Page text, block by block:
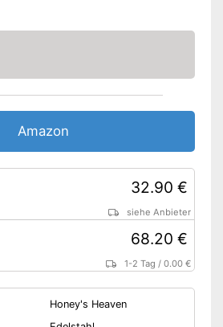
Amazon
32.90 €
siehe Anbieter
68.20 €
1-2 Tag /0.00 €
Honey's Heaven